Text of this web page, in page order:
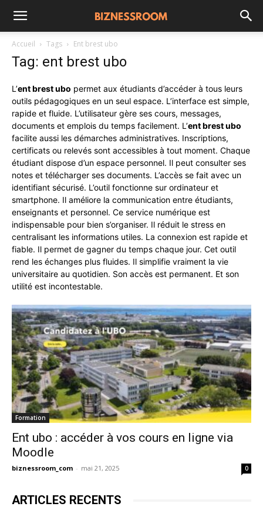
Accueil Tags Ent brest ubo
Tag: ent brest ubo
L’ent brest ubo permet aux étudiants d’accéder à tous leurs
outils pédagogiques en un seul espace. L’interface est simple,
rapide et fluide. L’utilisateur gère ses cours, messages,
documents et emplois du temps facilement. L’ent brest ubo
facilite aussi les démarches administratives. Inscriptions,
certificats ou relevés sont accessibles à tout moment. Chaque
étudiant dispose d’un espace personnel. Il peut consulter ses
notes et télécharger ses documents. L’accès se fait avec un
identifiant sécurisé. L’outil fonctionne sur ordinateur et
smartphone. Il améliore la communication entre étudiants,
enseignants et personnel. Ce service numérique est
indispensable pour bien s’organiser. Il réduit le stress en
centralisant les informations utiles. La connexion est rapide et
fiable. Il permet de gagner du temps chaque jour. Cet outil
rend les échanges plus fluides. Il simplifie vraiment la vie
universitaire au quotidien. Son accès est permanent. Et son
utilité est incontestable.
Formation
Ent ubo : accéder à vos cours en ligne via
Moodle
biznessroom_com - mai 21, 2025 0
ARTICLES RECENTS